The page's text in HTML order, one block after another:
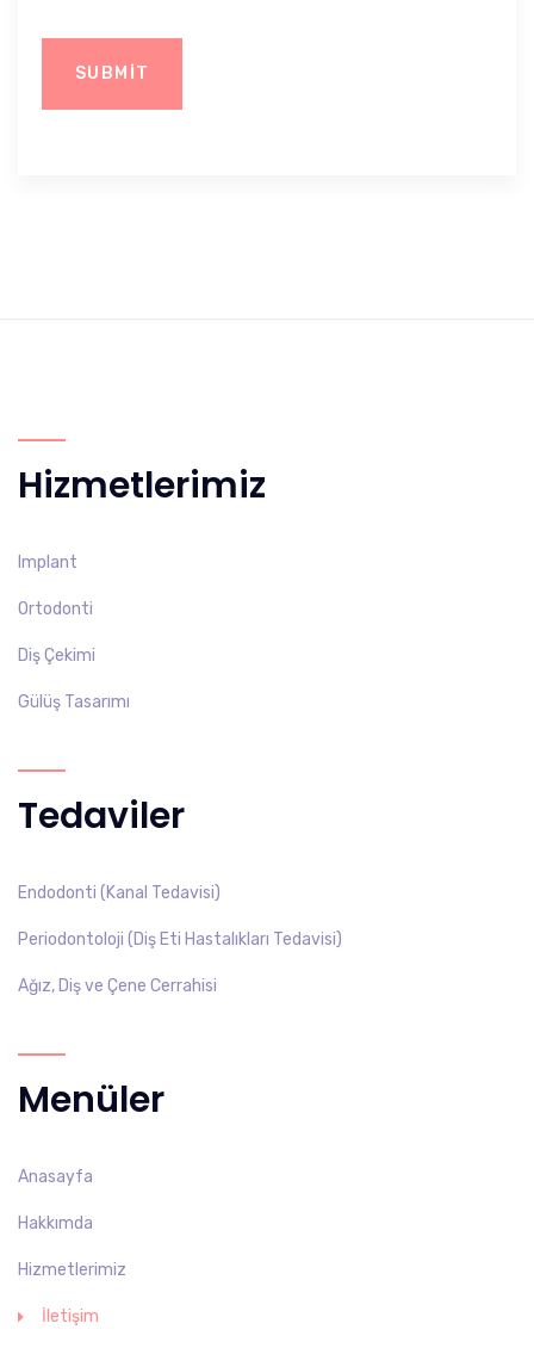
Hizmetlerimiz
Implant
Ortodonti
Diş Çekimi
Gülüş Tasarımı
Tedaviler
Endodonti (Kanal Tedavisi)
Periodontoloji (Diş Eti Hastalıkları Tedavisi)
Ağız, Diş ve Çene Cerrahisi
Menüler
Anasayfa
Hakkımda
Hizmetlerimiz
İletişim